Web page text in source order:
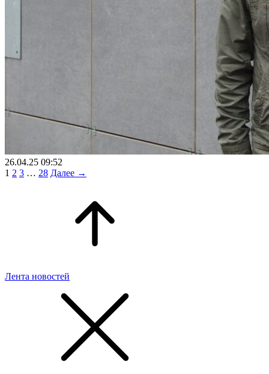
26.04.25 09:52
1 2 3 … 28 Далее →
Лента новостей